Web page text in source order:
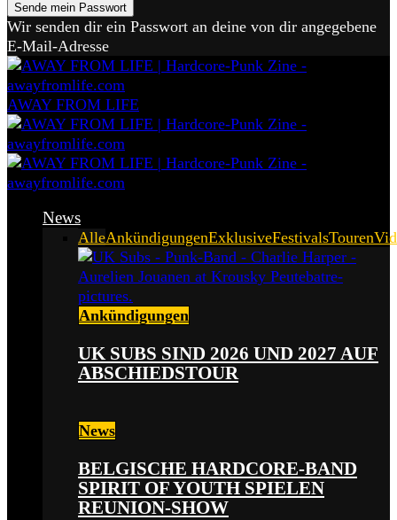
Wir senden dir ein Passwort an deine von dir angegebene
E-Mail-Adresse
AWAY FROM LIFE
News
AlleAnkündigungenExklusiveFestivalsTouren
Ankündigungen
UK SUBS SIND 2026 UND 2027 AUF
ABSCHIEDSTOUR
News
BELGISCHE HARDCORE-BAND
SPIRIT OF YOUTH SPIELEN
REUNION-SHOW